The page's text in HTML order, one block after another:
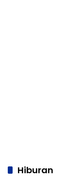
Hiburan